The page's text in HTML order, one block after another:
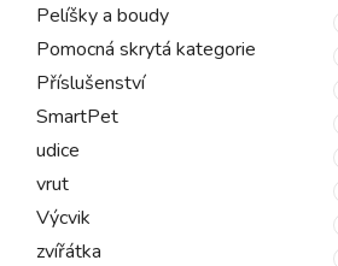
Pelíšky a boudy
Pomocná skrytá kategorie
Příslušenství
SmartPet
udice
vrut
Výcvik
zvířátka